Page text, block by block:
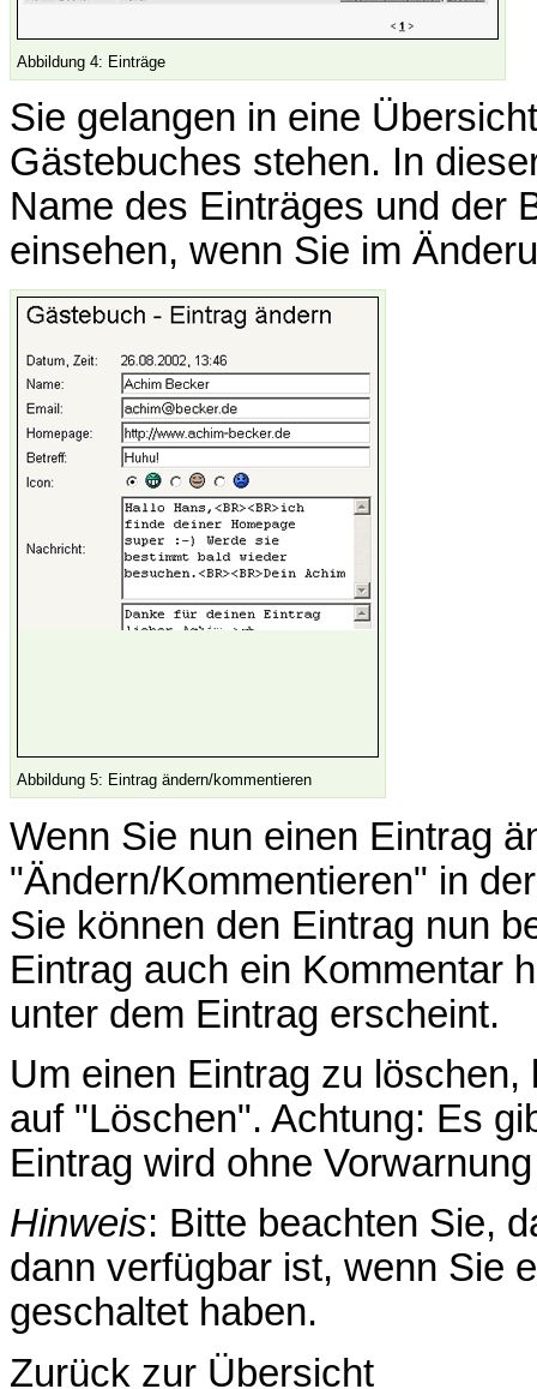
Abbildung 4: Einträge
Sie gelangen in eine
Gästebuches stehen. In
Name des Einträges und der
einsehen, wenn Sie im
Abbildung 5: Eintrag ändern/kommentieren
Wenn Sie nun einen Eintrag
"Ändern/Kommentieren" in
Sie können den Eintrag nun
Eintrag auch ein Kommentar
unter dem Eintrag erscheint.
Um einen Eintrag zu
auf "Löschen". Achtung: Es
Eintrag wird ohne
Hinweis: Bitte beachten Sie,
dann verfügbar ist, wenn Sie
geschaltet haben.
Zurück zur Übersicht